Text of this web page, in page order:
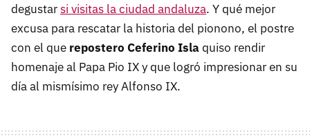
degustarsi visitas la ciudad andaluza. Y qué mejor
excusa para rescatar la historia del pionono, el postre
con el que repostero Ceferino Islaquiso rendir
homenaje al Papa Pio IX y que logró impresionar en su
día al mismísimo rey Alfonso IX.